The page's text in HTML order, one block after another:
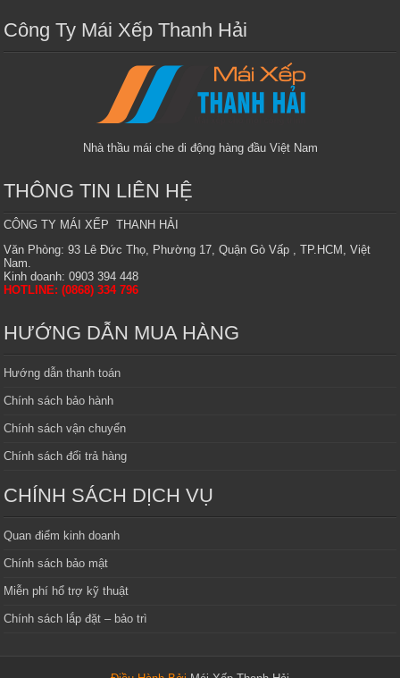
Công Ty Mái Xếp Thanh Hải
Nhà thầu mái che di động hàng đầu Việt Nam
THÔNG TIN LIÊN HỆ
CÔNG TY MÁI XẾP THANH HẢI
Văn Phòng: 93 Lê Đức Thọ, Phường 17, Quận Gò Vấp , TP.HCM, Việt
Nam.
Kinh doanh: 0903 394 448
HOTLINE: (0868) 334 796
HƯỚNG DẪN MUA HÀNG
Hướng dẫn thanh toán
Chính sách bảo hành
Chính sách vận chuyển
Chính sách đổi trả hàng
CHÍNH SÁCH DỊCH VỤ
Quan điểm kinh doanh
Chính sách bảo mật
Miễn phí hổ trợ kỹ thuật
Chính sách lắp đặt – bảo trì